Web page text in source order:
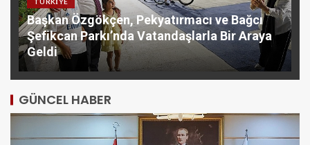
Başkan Özgökçen, Pekyatırmacı ve Bağcı
Şefikcan Parkı’nda Vatandaşlarla Bir Araya
Geldi
GÜNCEL HABER